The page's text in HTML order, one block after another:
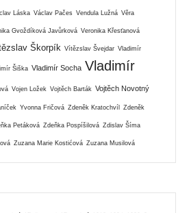
Láska Václav Pačes Vendula Lužná Věra
Gvoždíková Javůrková Veronika Křesťanová
Škorpík Vítězslav Švejdar Vladimír
Šiška Vladimír Socha Vladimír
Vojen Ložek Vojtěch Barták Vojtěch Novotný
Yvonna Fričová Zdeněk Kratochvíl Zdeněk
Petáková Zdeňka Pospíšilová Zdislav Šíma
Zuzana Marie Kostićová Zuzana Musilová